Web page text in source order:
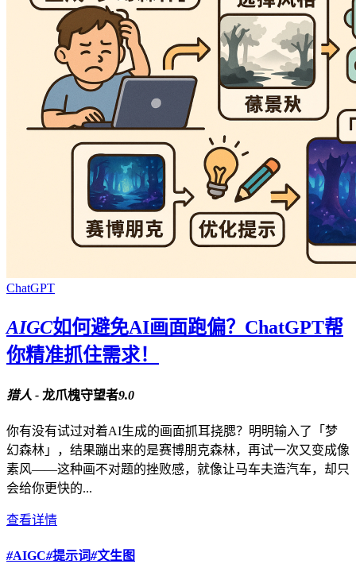
ChatGPT
AIGC如何避免AI画面跑偏？ChatGPT帮
你精准抓住需求！
猎人 - 龙爪槐守望者9.0
你有没有试过对着AI生成的画面抓耳挠腮？明明输入了「梦
幻森林」，结果蹦出来的是赛博朋克森林，再试一次又变成像
素风——这种画不对题的挫败感，就像让马车夫造汽车，却只
会给你更快的...
查看详情
#AIGC#提示词#文生图